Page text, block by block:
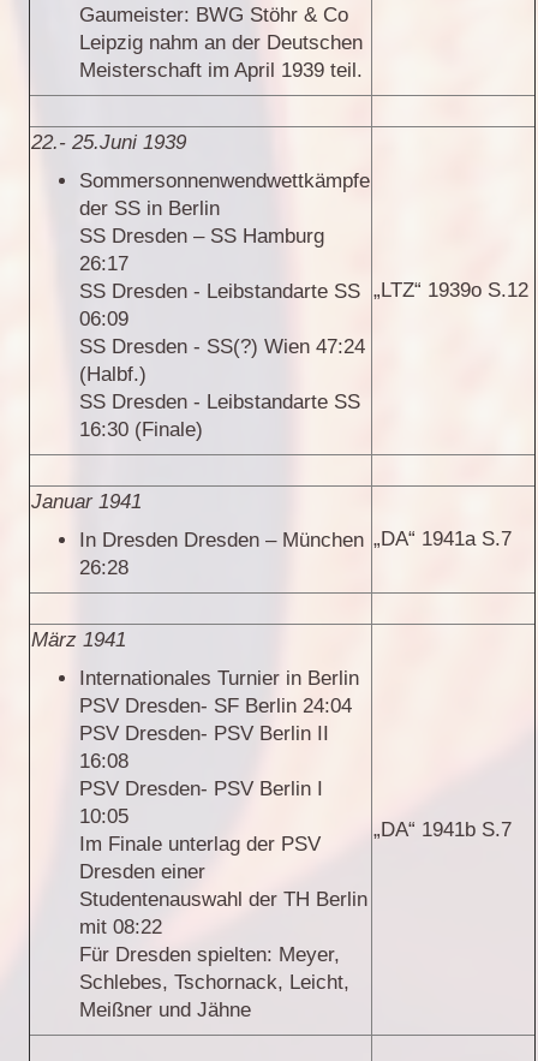
Gaumeister: BWG Stöhr & Co
Leipzig nahm an der Deutschen
Meisterschaft im April 1939 teil.
22.- 25.Juni 1939
Sommersonnenwendwettkämpfe
der SS in Berlin
SS Dresden – SS Hamburg
26:17
SS Dresden - Leibstandarte SS
06:09
SS Dresden - SS(?) Wien 47:24
(Halbf.)
SS Dresden - Leibstandarte SS
16:30 (Finale)
„LTZ“ 1939o S.12
Januar 1941
In Dresden Dresden – München
26:28
„DA“ 1941a S.7
März 1941
Internationales Turnier in Berlin
PSV Dresden- SF Berlin 24:04
PSV Dresden- PSV Berlin II
16:08
PSV Dresden- PSV Berlin I
10:05
Im Finale unterlag der PSV
Dresden einer
Studentenauswahl der TH Berlin
mit 08:22
Für Dresden spielten: Meyer,
Schlebes, Tschornack, Leicht,
Meißner und Jähne
„DA“ 1941b S.7